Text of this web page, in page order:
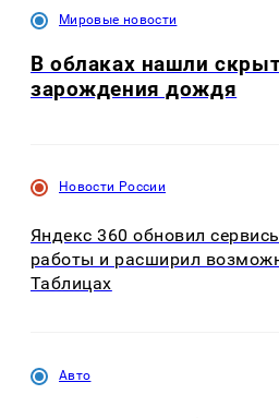
Мировые новости
В облаках нашли
зарождения дождя
Новости России
Яндекс 360 обновил
работы и расширил
Таблицах
Авто